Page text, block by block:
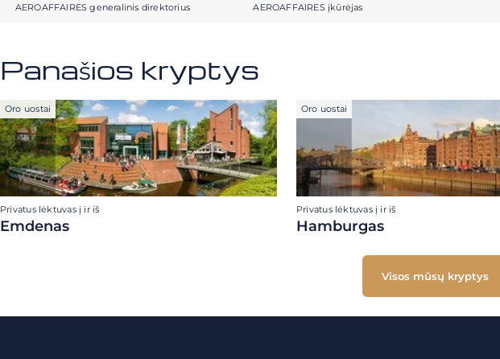
AEROAFFAIRES generalinis direktorius AEROAFFAIRES įkūrėjas
Panašios kryptys
Oro uostai
Privatus lėktuvas į ir iš
Emdenas
Oro uostai
Privatus lėktuvas į ir iš
Hamburgas
Visos mūsų kryptys